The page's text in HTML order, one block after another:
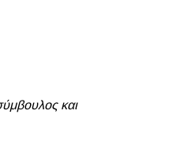
και